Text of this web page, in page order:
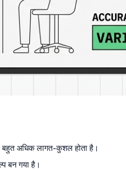
बहुत अधिक लागत-कुशल होता है।
बन गया है।